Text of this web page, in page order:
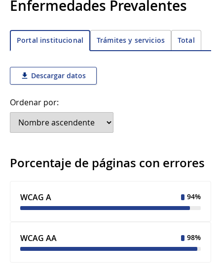
Enfermedades Prevalentes
Portal institucional Trámites y servicios Total
Descargar datos
Ordenar por:
Porcentaje de páginas con errores
WCAG A 94%
WCAG AA 98%